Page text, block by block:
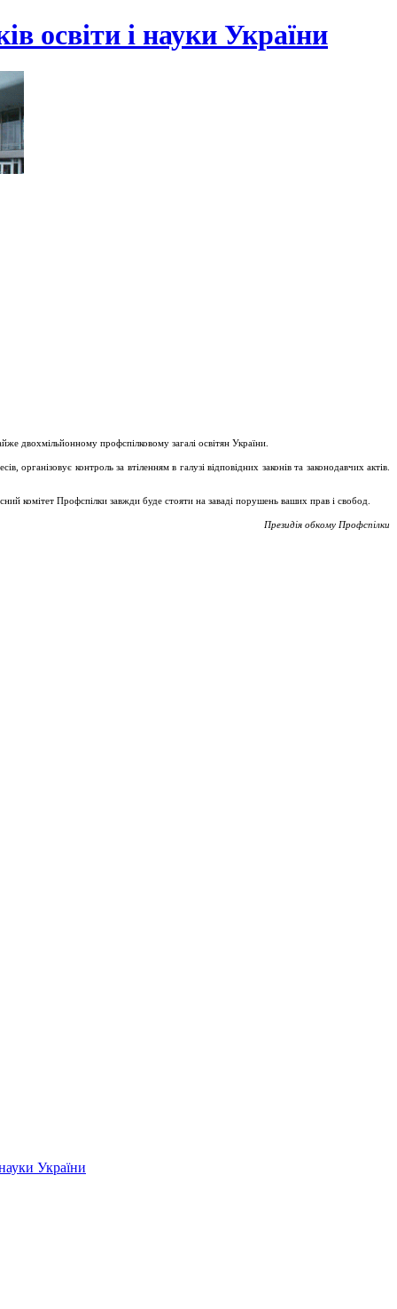
освіти і науки України
двохмільйонному профспілковому загалі освітян України.
контроль за втіленням в галузі відповідних законів та законодавчих актів.
комітет Профспілки завжди буде стояти на заваді порушень ваших прав і свобод.
Президія обкому Профспілки
України